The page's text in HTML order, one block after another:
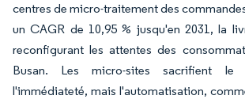
centres de micro-traitement des
un CAGR de 10,95 % jusqu'en 2031, la
reconfigurant les attentes des
Busan. Les micro-sites sacrifient
l'immédiateté, mais l'automatisation,